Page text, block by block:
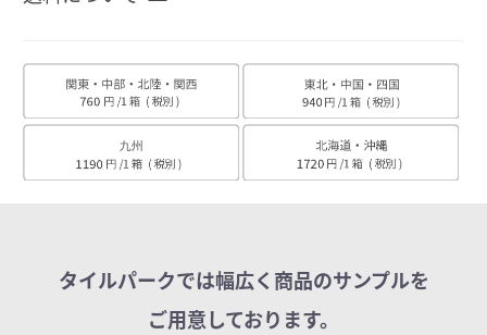
タイルパークでは幅広く商品のサンプルを
ご用意しております。